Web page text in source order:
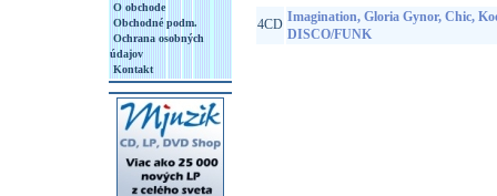
O obchode
Obchodné podm.
Ochrana osobných
údajov
Kontakt
4CD Imagination, Gloria Gynor, Chic,
DISCO/FUNK